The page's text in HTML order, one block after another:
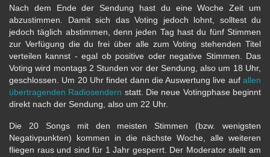
Nach dem Ende der Sendung hast du eine Woche Zeit um
abzustimmen. Damit sich das Voting jedoch lohnt, solltest du
jedoch täglich abstimmen, denn jeden Tag hast du fünf Stimmen
zur Verfügung die du frei über alle zum Voting stehenden Titel
verteilen kannst - egal ob positive oder negative Stimmen. Das
Voting wird montags 2 Stunden vor der Sendung, also um 18 Uhr,
geschlossen. Um 20 Uhr findet dann die Auswertung live auf allen
übertragenden Radiosendern statt. Die neue Votingphase beginnt
direkt nach der Sendung, also um 22 Uhr.
Die 20 Songs mit den meisten Stimmen (bzw. wenigsten
Negativpunkten) kommen in die nächste Woche, alle weiteren
fliegen raus und sind für 1 Jahr gesperrt. Der Moderator stellt am